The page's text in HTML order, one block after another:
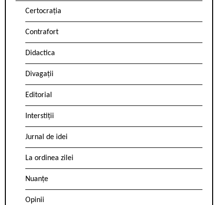
Certocrația
Contrafort
Didactica
Divagații
Editorial
Interstiții
Jurnal de idei
La ordinea zilei
Nuanțe
Opinii